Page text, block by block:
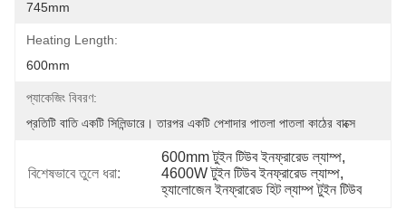
745mm
Heating Length:
600mm
প্যাকেজিং বিবরণ:
প্রতিটি বাতি একটি সিলিন্ডারে। তারপর একটি পেশাদার পাতলা পাতলা কাঠের বাক্সে
বিশেষভাবে তুলে ধরা:
600mm টুইন টিউব ইনফ্রারেড ল্যাম্প,
4600W টুইন টিউব ইনফ্রারেড ল্যাম্প,
হ্যালোজেন ইনফ্রারেড হিট ল্যাম্প টুইন টিউব